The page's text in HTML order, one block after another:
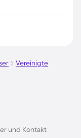
Vereinigte
und Kontakt